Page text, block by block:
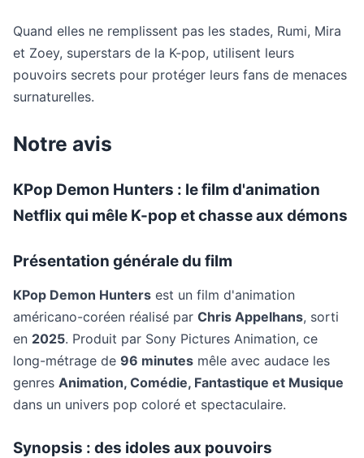
Quand elles ne remplissent pas les stades, Rumi, Mira
et Zoey, superstars de la K-pop, utilisent leurs
pouvoirs secrets pour protéger leurs fans de menaces
surnaturelles.
Notre avis
KPop Demon Hunters : le film d'animation
Netflix qui mêle K-pop et chasse aux démons
Présentation générale du film
KPop Demon Hunters est un film d'animation
américano-coréen réalisé par Chris Appelhans, sorti
en 2025. Produit par Sony Pictures Animation, ce
long-métrage de 96 minutes mêle avec audace les
genres Animation, Comédie, Fantastique et Musique
dans un univers pop coloré et spectaculaire.
Synopsis : des idoles aux pouvoirs